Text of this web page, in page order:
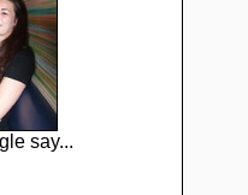
say...